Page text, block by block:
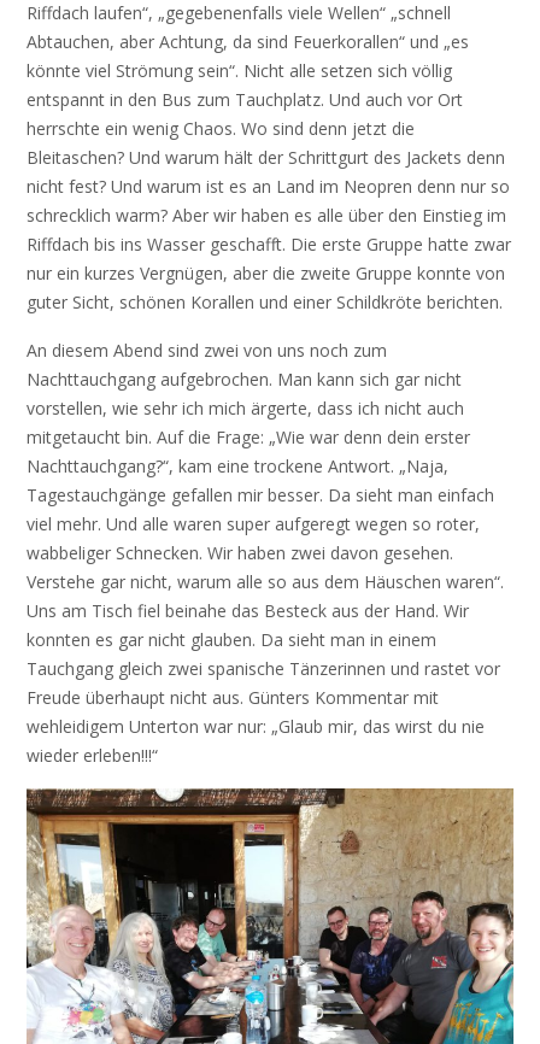
Riffdach laufen“, „gegebenenfalls viele Wellen“ „schnell
Abtauchen, aber Achtung, da sind Feuerkorallen“ und „es
könnte viel Strömung sein“. Nicht alle setzen sich völlig
entspannt in den Bus zum Tauchplatz. Und auch vor Ort
herrschte ein wenig Chaos. Wo sind denn jetzt die
Bleitaschen? Und warum hält der Schrittgurt des Jackets denn
nicht fest? Und warum ist es an Land im Neopren denn nur so
schrecklich warm? Aber wir haben es alle über den Einstieg im
Riffdach bis ins Wasser geschafft. Die erste Gruppe hatte zwar
nur ein kurzes Vergnügen, aber die zweite Gruppe konnte von
guter Sicht, schönen Korallen und einer Schildkröte berichten.
An diesem Abend sind zwei von uns noch zum
Nachttauchgang aufgebrochen. Man kann sich gar nicht
vorstellen, wie sehr ich mich ärgerte, dass ich nicht auch
mitgetaucht bin. Auf die Frage: „Wie war denn dein erster
Nachttauchgang?“, kam eine trockene Antwort. „Naja,
Tagestauchgänge gefallen mir besser. Da sieht man einfach
viel mehr. Und alle waren super aufgeregt wegen so roter,
wabbeliger Schnecken. Wir haben zwei davon gesehen.
Verstehe gar nicht, warum alle so aus dem Häuschen waren“.
Uns am Tisch fiel beinahe das Besteck aus der Hand. Wir
konnten es gar nicht glauben. Da sieht man in einem
Tauchgang gleich zwei spanische Tänzerinnen und rastet vor
Freude überhaupt nicht aus. Günters Kommentar mit
wehleidigem Unterton war nur: „Glaub mir, das wirst du nie
wieder erleben!!!“